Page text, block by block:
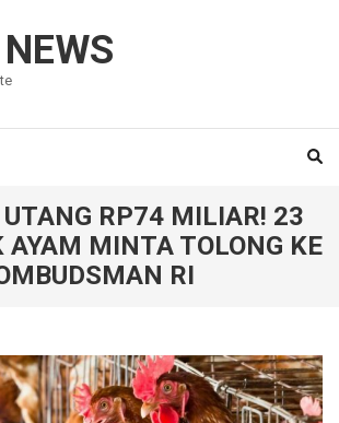
RP74 MILIAR! 23
AYAM MINTA TOLONG KE
RI